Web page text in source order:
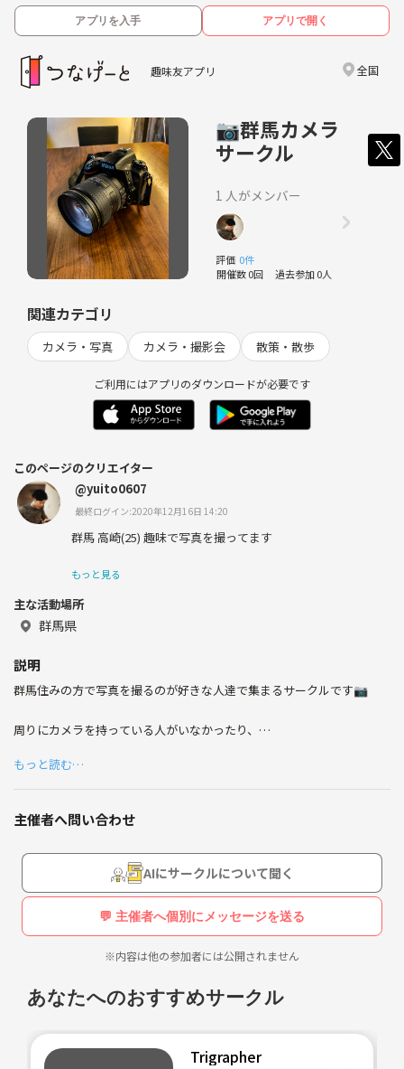
アプリを入手 アプリで開く
趣味友アプリ 全国
📷群馬カメラ
サークル
1 人がメンバー
評価 0件
開催数 0回 過去参加 0人
関連カテゴリ
カメラ・写真 カメラ・撮影会 散策・散歩
ご利用にはアプリのダウンロードが必要です
このページのクリエイター
@yuito0607
最終ログイン:2020年12月16日 14:20
群馬 高崎(25) 趣味で写真を撮ってます
もっと見る
主な活動場所
群馬県
説明
群馬住みの方で写真を撮るのが好きな人達で集まるサークルです📷
周りにカメラを持っている人がいなかったり、
カメラを買ったけど使い方が分からず放置してる人もある程度なら教え
られるのでぜひ参加してください。
またカメラをお持ちでなくてもスマホ📱で撮るのが好きな方も歓迎し
てますしカメラもお貸しできます👍
カメラばかりでなく気軽に集まれたり遊べたりもできるようなサークル
を目指してます！
まだ立ち上げたばかりでなかなかメンバーが集まらないのでみなさんの
もっと読む…
主催者へ問い合わせ
AIにサークルについて聞く
💬 主催者へ個別にメッセージを送る
※内容は他の参加者には公開されません
あなたへのおすすめサークル
Trigrapher